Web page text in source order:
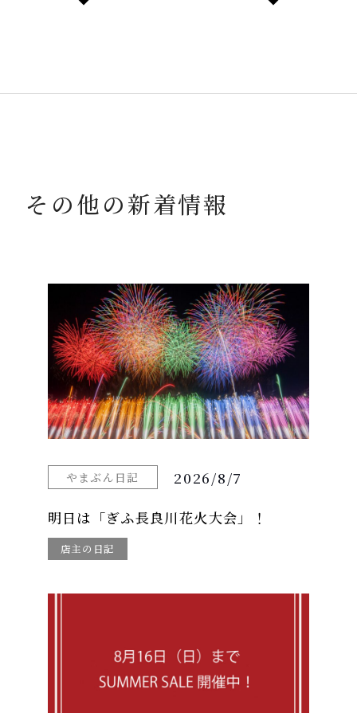
その他の新着情報
やまぶん日記 2026/8/7
明日は「ぎふ長良川花火大会」！
店主の日記